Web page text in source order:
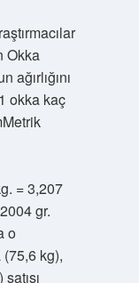
Okka
ağırlığını
okka kaç
= 3,207
gr.
o
kg),